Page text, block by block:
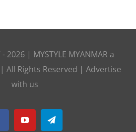
2026|MYSTYLE MYANMARa
All Rights Reserved |